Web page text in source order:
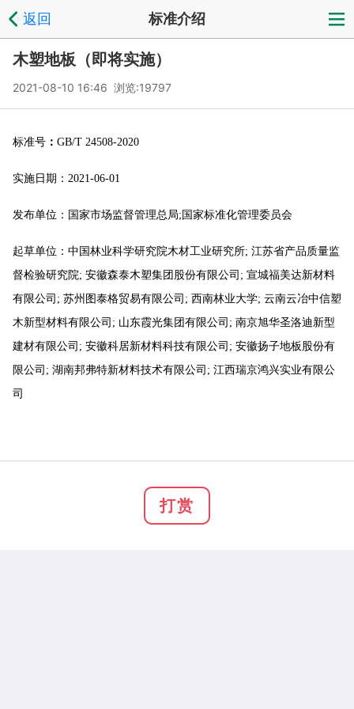
返回 标准介绍
木塑地板（即将实施）
2021-08-10 16:46 浏览:19797
标准号 ： GB/T 24508-2020
实施日期： 2021-06-01
发布单位： 国家市场监督管理总局;国家标准化管理委员会
起草单位： 中国林业科学研究院木材工业研究所; 江苏省产品质量监
督检验研究院; 安徽森泰木塑集团股份有限公司; 宣城福美达新材料
有限公司; 苏州图泰格贸易有限公司; 西南林业大学; 云南云冶中信塑
木新型材料有限公司; 山东霞光集团有限公司; 南京旭华圣洛迪新型
建材有限公司; 安徽科居新材料科技有限公司; 安徽扬子地板股份有
限公司; 湖南邦弗特新材料技术有限公司; 江西瑞京鸿兴实业有限公
司
打赏